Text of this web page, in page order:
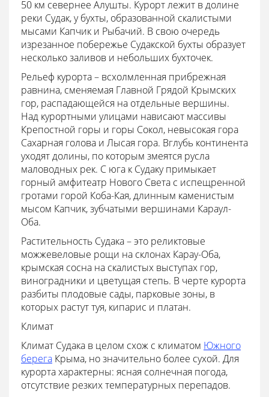
50 км севернее Алушты. Курорт лежит в долине
реки Судак, у бухты, образованной скалистыми
мысами Капчик и Рыбачий. В свою очередь
изрезанное побережье Судакской бухты образует
несколько заливов и небольших бухточек.
Рельеф курорта – всхолмленная прибрежная
равнина, сменяемая Главной Грядой Крымских
гор, распадающейся на отдельные вершины.
Над курортными улицами нависают массивы
Крепостной горы и горы Сокол, невысокая гора
Сахарная голова и Лысая гора. Вглубь континента
уходят долины, по которым змеятся русла
маловодных рек. С юга к Судаку примыкает
горный амфитеатр Нового Света с испещренной
гротами горой Коба-Кая, длинным каменистым
мысом Капчик, зубчатыми вершинами Караул-
Оба.
Растительность Судака – это реликтовые
можжевеловые рощи на склонах Карау-Оба,
крымская сосна на скалистых выступах гор,
виноградники и цветущая степь. В черте курорта
разбиты плодовые сады, парковые зоны, в
которых растут туя, кипарис и платан.
Климат
Климат Судака в целом схож с климатом Южного
берега Крыма, но значительно более сухой. Для
курорта характерны: ясная солнечная погода,
отсутствие резких температурных перепадов.